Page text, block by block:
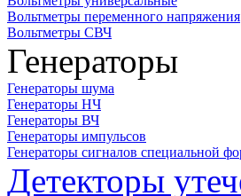
Вольтметры переменного напряжения
Вольтметры СВЧ
Генераторы
Генераторы шума
Генераторы НЧ
Генераторы ВЧ
Генераторы импульсов
Генераторы сигналов специальной
Детекторы